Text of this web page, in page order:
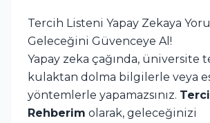
Tercih Listeni Yapay Zekaya
Geleceğini Güvenceye Al!
Yapay zeka çağında, üniversite
kulaktan dolma bilgilerle veya
yöntemlerle yapamazsınız.
Rehberim olarak, geleceğinizi